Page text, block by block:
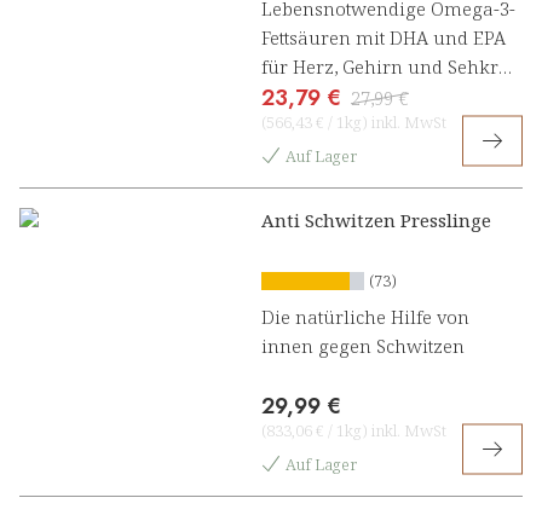
Lebensnotwendige Omega-3-
Fettsäuren mit DHA und EPA
für Herz, Gehirn und Sehkraft
[1, 2]
23,79 € 27,99 €
(566,43 € / 1kg) inkl. MwSt
Auf Lager
Anti Schwitzen Presslinge
(73)
Die natürliche Hilfe von
innen gegen Schwitzen
29,99 €
(833,06 € / 1kg) inkl. MwSt
Auf Lager